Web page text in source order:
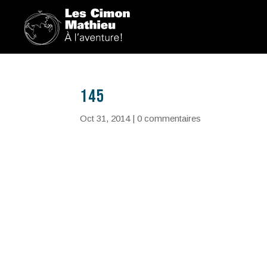
145
Oct 31, 2014|0 commentaires